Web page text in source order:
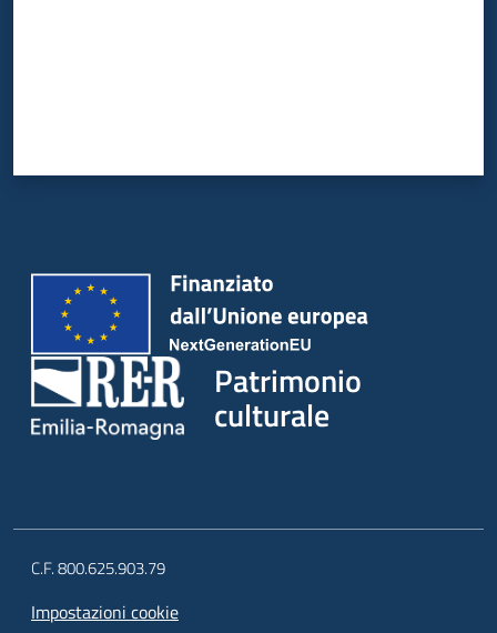
Patrimonio
culturale
C.F. 800.625.903.79
Impostazioni cookie